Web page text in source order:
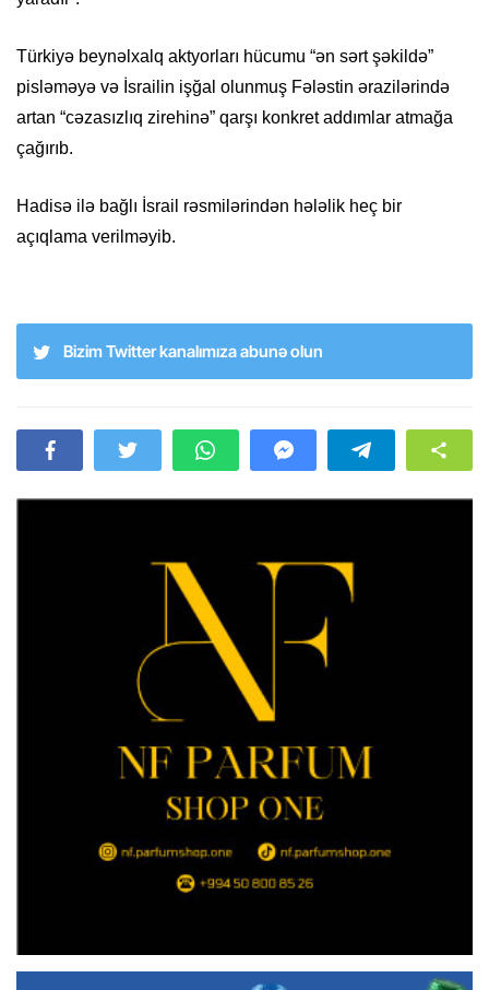
Türkiyə beynəlxalq aktyorları hücumu “ən sərt şəkildə”
pisləməyə və İsrailin işğal olunmuş Fələstin ərazilərində
artan “cəzasızlıq zirehinə” qarşı konkret addımlar atmağa
çağırıb.
Hadisə ilə bağlı İsrail rəsmilərindən hələlik heç bir
açıqlama verilməyib.
Bizim Twitter kanalımıza abunə olun